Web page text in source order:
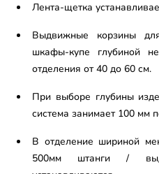
Лента-щетка
Выдвижные корзины
шкафы-купе глубиной
отделения от 40 до 60 см.
При выборе глубины
система занимает 100 мм
В отделение шириной
500мм штанги /